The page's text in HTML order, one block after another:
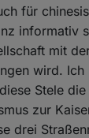
für
informativ
mit
wird. Ich
Stele
zur
drei